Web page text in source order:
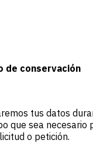
de conservación
tus datos
que sea necesario
o petición.